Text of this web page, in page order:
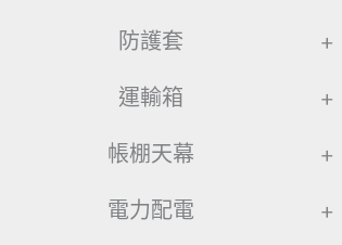
防護套 +
運輸箱 +
帳棚天幕 +
電力配電 +